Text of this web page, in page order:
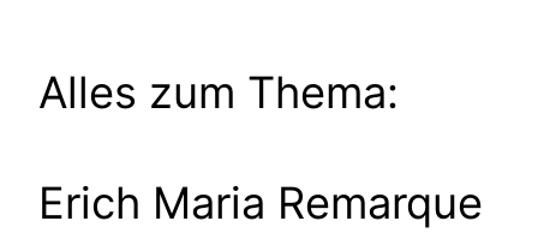
Alles zum Thema:
Erich Maria Remarque